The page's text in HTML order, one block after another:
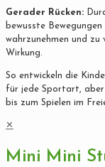
Gerader Rücken:
bewusste
wahrzunehmen und zu
Wirkung.
So entwickeln die
für jede Sportart, aber
bis zum Spielen im
✕
Mini Mini